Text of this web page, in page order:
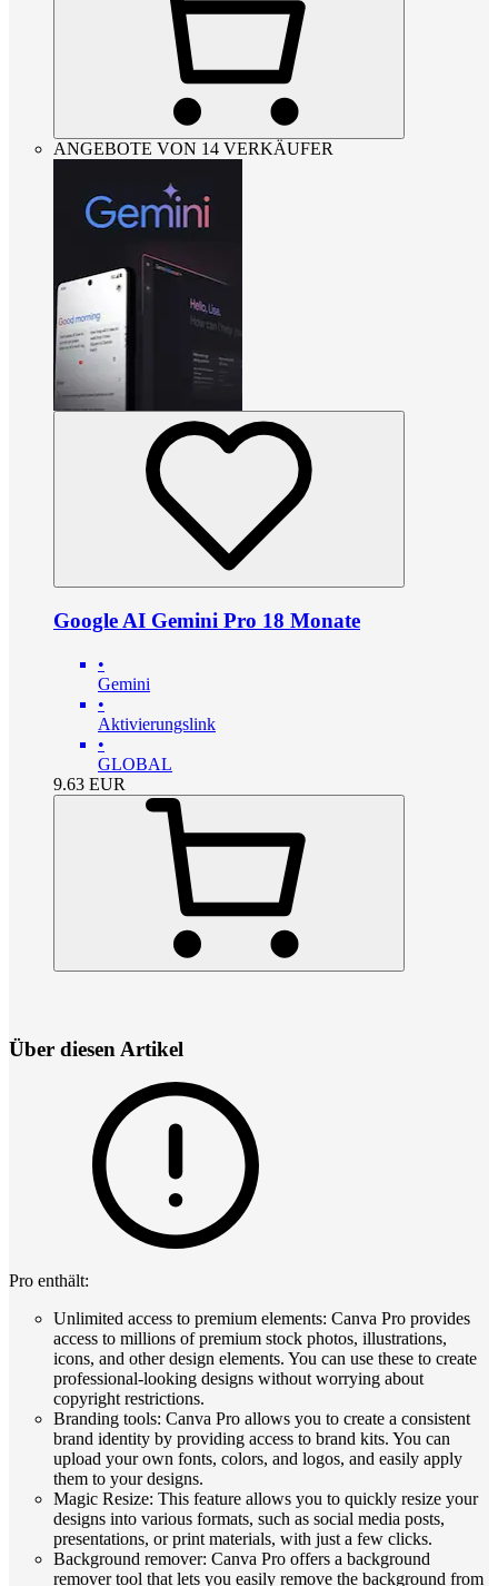
ANGEBOTE VON 14 VERKÄUFER
Google AI Gemini Pro 18 Monate
•
Gemini
•
Aktivierungslink
•
GLOBAL
9.63 EUR
Über diesen Artikel
Pro enthält:
Unlimited access to premium elements: Canva Pro provides
access to millions of premium stock photos, illustrations,
icons, and other design elements. You can use these to create
professional-looking designs without worrying about
copyright restrictions.
Branding tools: Canva Pro allows you to create a consistent
brand identity by providing access to brand kits. You can
upload your own fonts, colors, and logos, and easily apply
them to your designs.
Magic Resize: This feature allows you to quickly resize your
designs into various formats, such as social media posts,
presentations, or print materials, with just a few clicks.
Background remover: Canva Pro offers a background
remover tool that lets you easily remove the background from